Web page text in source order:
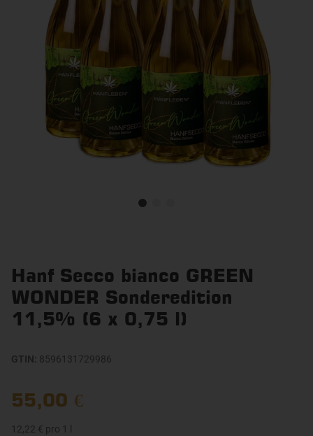
Hanf Secco bianco GREEN
WONDER Sonderedition
11,5% (6 x 0,75 l)
GTIN: 8596131729986
55,00 €
12,22 € pro 1 l